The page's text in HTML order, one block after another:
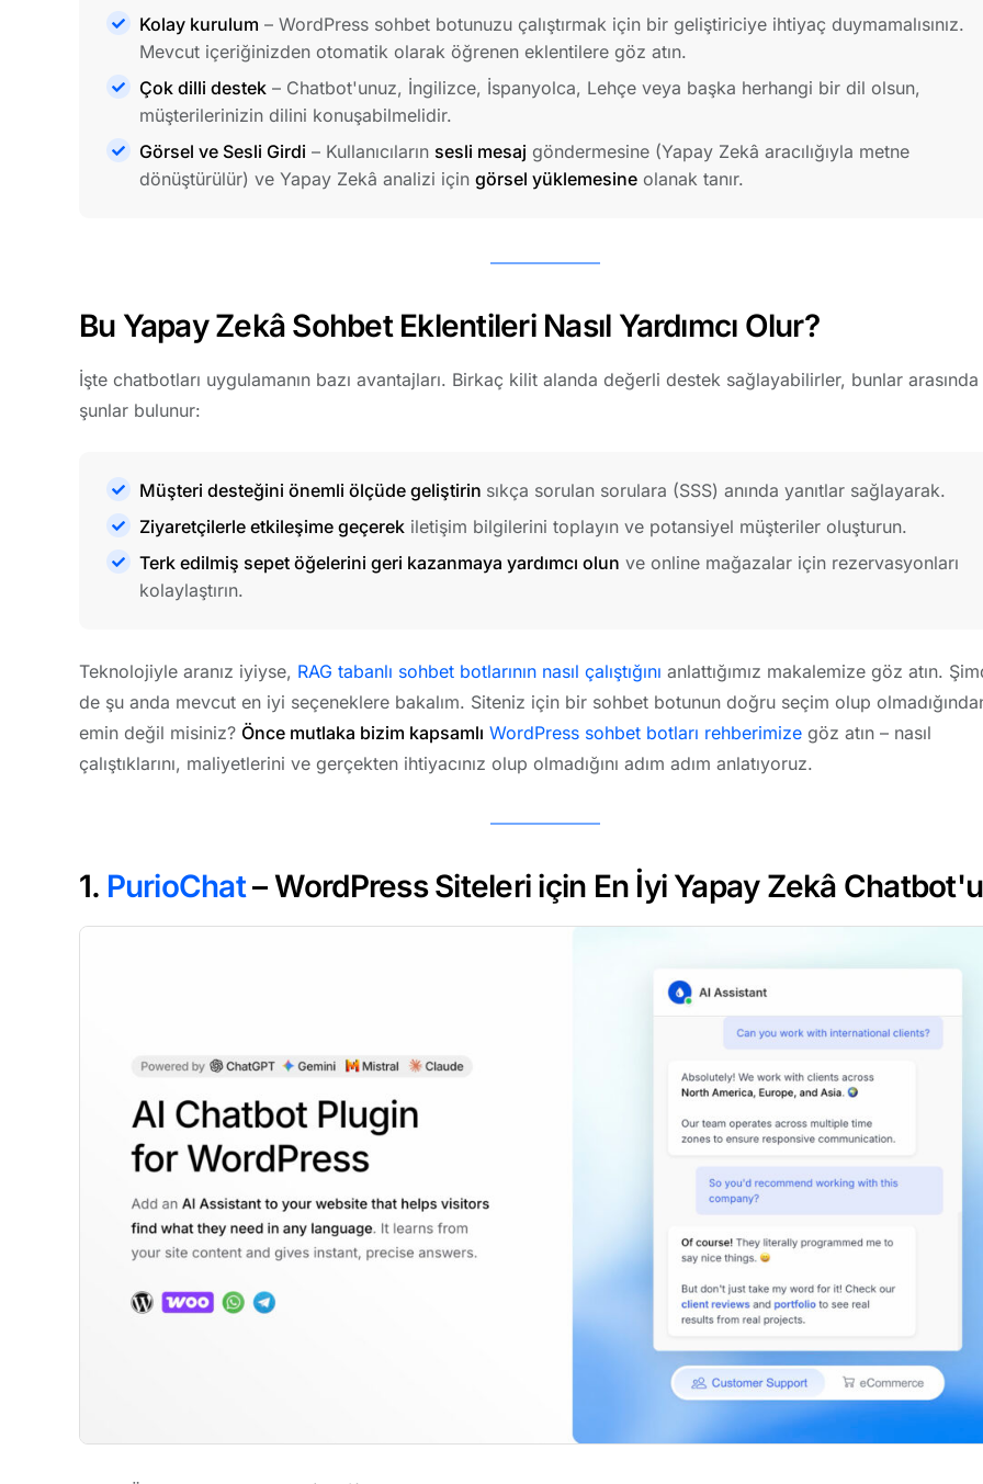
Kolay kurulum – WordPress sohbet botunuzu çalıştırmak için bir geliştiriciye ihtiyaç duymamalısınız.
Mevcut içeriğinizden otomatik olarak öğrenen eklentilere göz atın.
Çok dilli destek – Chatbot'unuz, İngilizce, İspanyolca, Lehçe veya başka herhangi bir dil olsun,
müşterilerinizin dilini konuşabilmelidir.
Görsel ve Sesli Girdi – Kullanıcıların sesli mesaj göndermesine (Yapay Zekâ aracılığıyla metne
dönüştürülür) ve Yapay Zekâ analizi için görsel yüklemesine olanak tanır.
Bu Yapay Zekâ Sohbet Eklentileri Nasıl Yardımcı Olur?
İşte chatbotları uygulamanın bazı avantajları. Birkaç kilit alanda değerli destek sağlayabilirler, bunlar arasında
şunlar bulunur:
Müşteri desteğini önemli ölçüde geliştirin sıkça sorulan sorulara (SSS) anında yanıtlar sağlayarak.
Ziyaretçilerle etkileşime geçerek iletişim bilgilerini toplayın ve potansiyel müşteriler oluşturun.
Terk edilmiş sepet öğelerini geri kazanmaya yardımcı olun ve online mağazalar için rezervasyonları
kolaylaştırın.
Teknolojiyle aranız iyiyse, RAG tabanlı sohbet botlarının nasıl çalıştığını anlattığımız makalemize göz atın.
de şu anda mevcut en iyi seçeneklere bakalım. Siteniz için bir sohbet botunun doğru seçim olup
emin değil misiniz? Önce mutlaka bizim kapsamlı WordPress sohbet botları rehberimize göz atın – nasıl
çalıştıklarını, maliyetlerini ve gerçekten ihtiyacınız olup olmadığını adım adım anlatıyoruz.
1. PurioChat– WordPress Siteleri için En İyi Yapay Zekâ Chatbot'u